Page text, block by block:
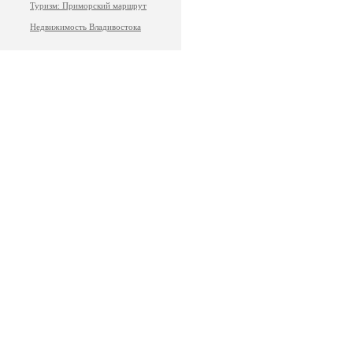
Туризм: Приморский маршрут
Недвижимость Владивостока